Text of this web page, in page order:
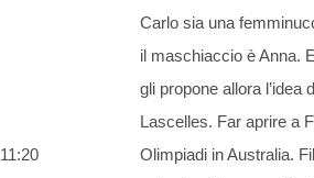
11:20
Carlo sia una
il maschiaccio è Anna.
gli propone allora l’idea
Lascelles. Far aprire a
Olimpiadi in Australia.